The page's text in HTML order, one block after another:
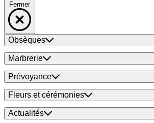
Fermer
Obsèques
Marbrerie
Prévoyance
Fleurs et cérémonies
Actualités